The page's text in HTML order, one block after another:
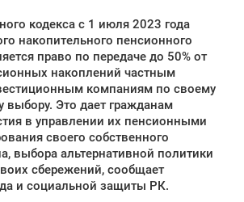
кодекса с 1 июля 2023 года
накопительного пенсионного
право по передаче до 50% от
накоплений частным
компаниям по своему
выбору. Это дает гражданам
в управлении их пенсионными
своего собственного
выбора альтернативной политики
сбережений, сообщает
и социальной защиты РК.